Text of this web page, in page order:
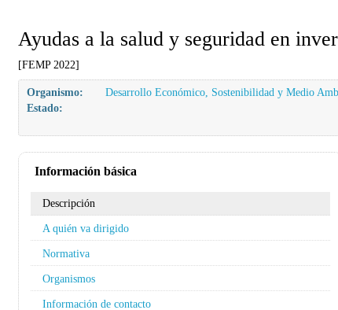
Ayudas a la salud y seguridad en
[FEMP 2022]
Organismo:
Desarrollo Económico, Sostenibilidad y Medio
Estado:
Información básica
Descripción
A quién va dirigido
Normativa
Organismos
Información de contacto